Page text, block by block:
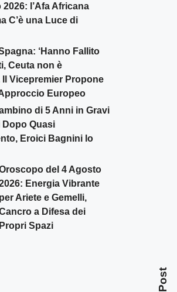
l’Afa Africana
C’è una Luce di
‘Hanno Fallito
Ceuta non è
Il Vicepremier Propone
Europeo
di 5 Anni in Gravi
Quasi
Eroici Bagnini lo
del 4 Agosto
Energia Vibrante
per Ariete e Gemelli,
a Difesa dei
Propri Spazi